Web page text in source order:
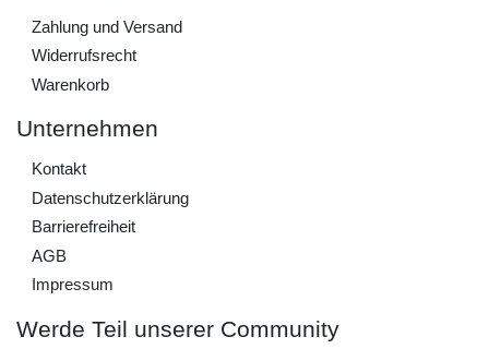
Zahlung und Versand
Widerrufs­recht
Warenkorb
Unternehmen
Kontakt
Daten­schutz­erklärung
Barrierefreiheit
AGB
Impressum
Werde Teil unserer Community